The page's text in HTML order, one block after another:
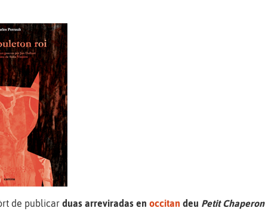
de publicarduas arreviradas enoccitan deu Petit